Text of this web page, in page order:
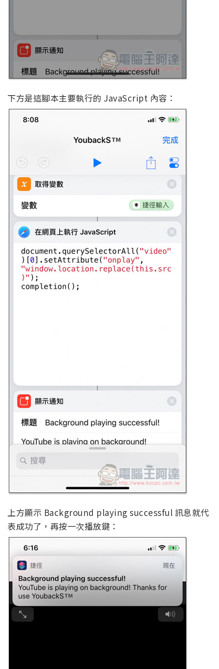
下方是這腳本主要執行的 JavaScript 內容：
上方顯示 Background playing successful 訊息就代
表成功了，再按一次播放鍵：